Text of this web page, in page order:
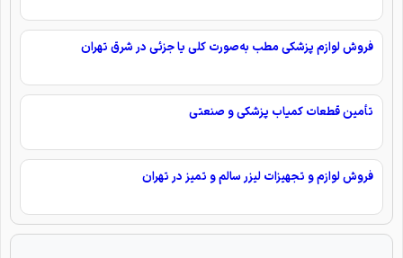
فروش لوازم پزشکی مطب به‌صورت کلی یا جزئی در شرق تهران
تأمین قطعات کمیاب پزشکی و صنعتی
فروش لوازم و تجهیزات لیزر سالم و تمیز در تهران